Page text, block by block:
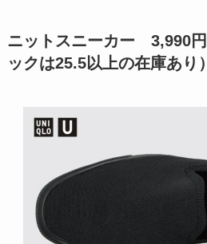
ニットスニーカー 3,990
ックは25.5以上の在庫あり）